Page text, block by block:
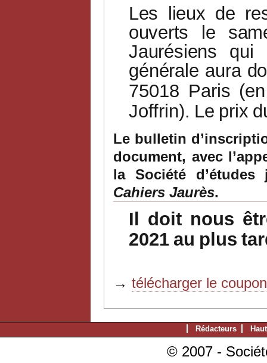
Les lieux de
ouverts
le
Jaurésiens
qui
générale aura
75018 Paris (en
Joffrin). Le prix
Le bulletin
document, avec
la Société d’études
Cahiers Jaurès.
Il doit nous
2021 au plus
→ télécharger le
Rédacteurs
© 2007 -